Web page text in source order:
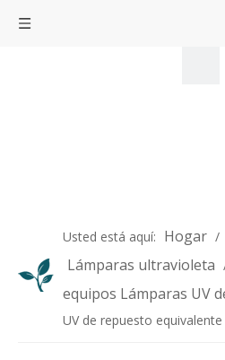
Usted está aquí: Hogar /
Lámparas ultravioleta
equipos Lámparas UV
UV de repuesto equivalente